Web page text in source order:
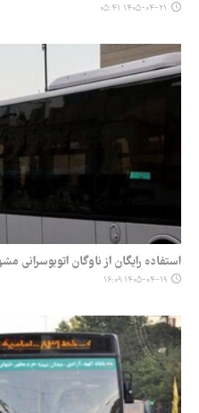
۱۴۰۵-۰۴-۲۱ ۰۵:۴۱
استفاده رایگان از ناوگان اتوبوسرانی مشهد تا ۲۰
۱۴۰۵-۰۴-۱۹ ۱۶:۰۹